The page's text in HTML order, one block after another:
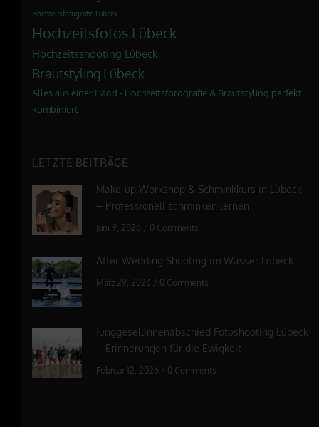
Hochzeitsfotografie Lübeck
Hochzeitsfotos Lübeck
Hochzeitsshooting Lübeck
Brautstyling Lübeck
Alles aus einer Hand - Hochzeitsfotografie & Brautstyling perfekt
kombiniert
LETZTE BEITRÄGE
Make-up Workshop & Schminkkurs in Lübeck
– Professionell schminken lernen
Juni 9, 2026 / 0 Comments
After Wedding Shooting im Wasser Lübeck
März 29, 2026 / 0 Comments
Junggesellinnenabschied Fotoshooting Lübeck
– Erinnerungen für die Ewigkeit
Februar 12, 2026 / 0 Comments